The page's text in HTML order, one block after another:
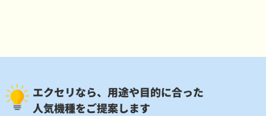
エクセリなら、用途や目的に合った
人気機種をご提案します